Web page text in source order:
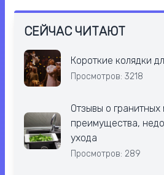
СЕЙЧАС ЧИТАЮТ
Короткие колядки
Просмотров: 3218
Отзывы о гранитных
преимущества,
ухода
Просмотров: 289